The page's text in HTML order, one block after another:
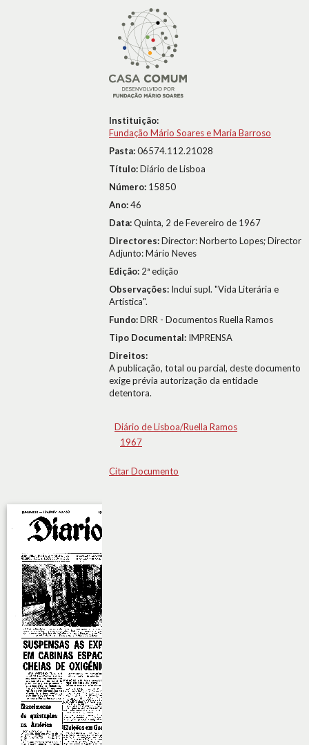
Instituição:
Fundação Mário Soares e Maria Barroso
Pasta:06574.112.21028
Título:Diário de Lisboa
Número: 15850
Ano:46
Data:Quinta, 2 de Fevereiro de 1967
Directores:Director: Norberto Lopes; Director
Adjunto: Mário Neves
Edição: 2ª edição
Observações: Inclui supl. "Vida Literária e
Artística".
Fundo:DRR - Documentos Ruella Ramos
Tipo Documental: IMPRENSA
Direitos:
A publicação, total ou parcial, deste documento
exige prévia autorização da entidade
detentora.
Diário de Lisboa/Ruella Ramos
1967
Citar Documento